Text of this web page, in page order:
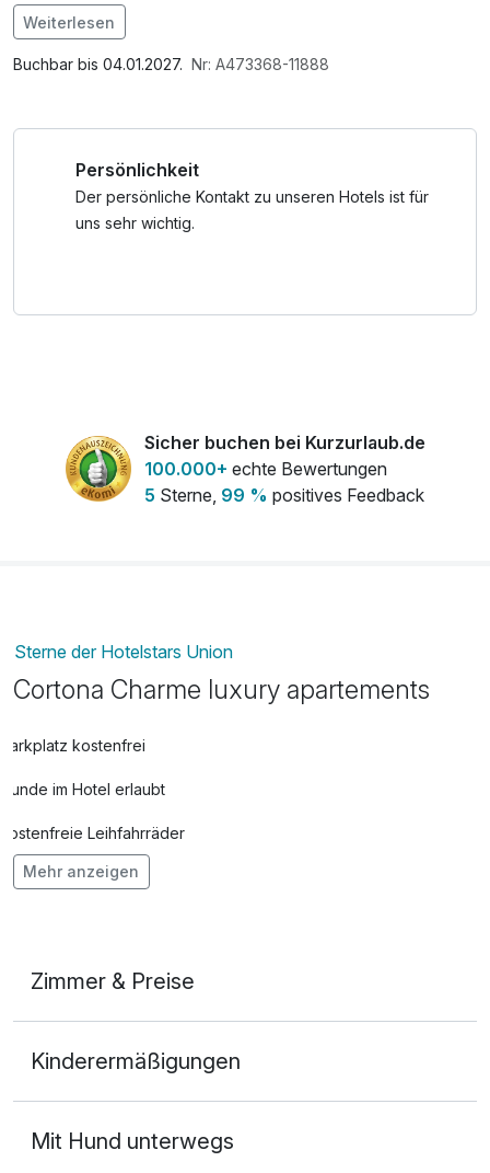
und bieten elegante Suiten, Terrassen mit Panoramablick
sowie teils restaurierte Fresken. Dank ihrer zentralen Lage
sind sie ideal, um Cortonas Sehenswürdigkeiten und die
Im Angebot enthalten
1 Flasche Mineralwasser, Parkplatz, 1 x gefüllte Minibar, W-
Weiterlesen
Buchbar bis 04.01.2027. Nr: A473368-11888
Persönlichkeit
Der persönliche Kontakt zu unseren Hotels ist für
uns sehr wichtig.
Sicher buchen bei Kurzurlaub.de
100.000+ echte Bewertungen
5 Sterne, 99 % positives Feedback
Sterne der Hotelstars Union
Cortona Charme luxury apartements
Parkplatz kostenfrei
Hunde im Hotel erlaubt
kostenfreie Leihfahrräder
Kostenloses W-LAN
Mehr anzeigen
Zimmer & Preise
4 Erwachsene und 2 Kinder
Kinderermäßigungen
Mit Hund unterwegs